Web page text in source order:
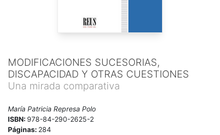
MODIFICACIONES SUCESORIAS,
DISCAPACIDAD Y OTRAS CUESTIONES
Una mirada comparativa
María Patricia Represa Polo
ISBN: 978-84-290-2625-2
Páginas: 284